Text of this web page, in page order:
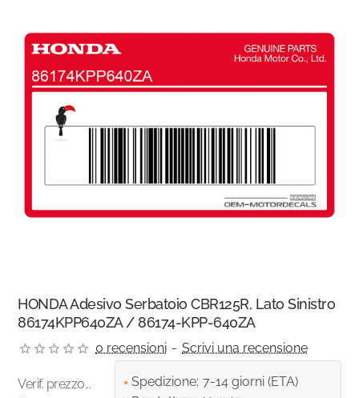
HONDA Adesivo Serbatoio CBR125R, Lato Sinistro
86174KPP640ZA / 86174-KPP-640ZA
0 recensioni - Scrivi una recensione
Verif. prezzo... Spedizione: 7-14 giorni (ETA)